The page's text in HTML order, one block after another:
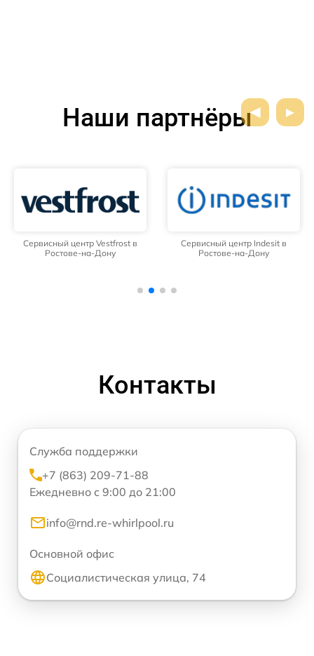
Наши партнёры
Сервисный центр Vestfrost в
Ростове-на-Дону
Сервисный центр Indesit в
Ростове-на-Дону
Контакты
Служба поддержки
+7 (863) 209-71-88
Ежедневно с 9:00 до 21:00
info@rnd.re-whirlpool.ru
Основной офис
Социалистическая улица, 74